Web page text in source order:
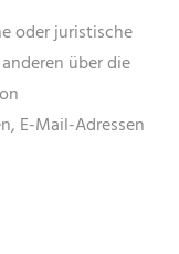
oder juristische
über die
E-Mail-Adressen